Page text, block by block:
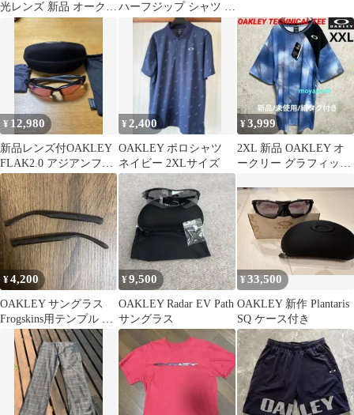
光レンズ 新品 オークリ
ー ピットブル
ハーフジップ シャツ 3
枚セット
¥ 12,980
新品レンズ付OAKLEY
FLAK2.0 アジアンフィ
ット プリズムゴルフ
¥ 2,400
OAKLEY ポロシャツ
ネイビー 2XLサイズ
¥3,999
2XL 新品 OAKLEY オ
ークリー グラフィック
¥4,200
OAKLEY サングラス
Frogskins用テンプル 左
右セット
¥9,500
OAKLEY Radar EV Path
サングラス
¥33,500
OAKLEY 新作 Plantaris
SQ ケース付き